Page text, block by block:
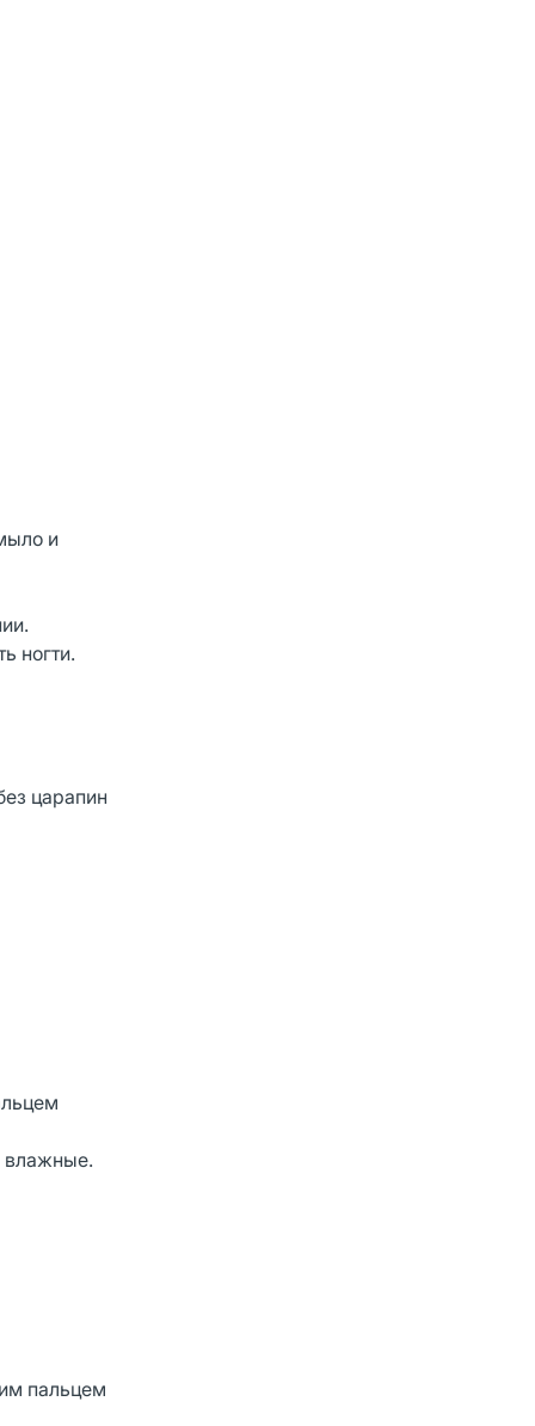
и
ногти.
царапин
влажные.
пальцем